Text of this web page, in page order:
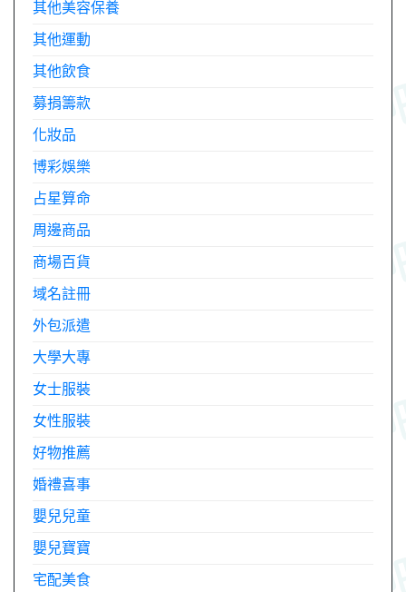
其他美容保養
其他運動
其他飲食
募捐籌款
化妝品
博彩娛樂
占星算命
周邊商品
商場百貨
域名註冊
外包派遣
大學大專
女士服裝
女性服裝
好物推薦
婚禮喜事
嬰兒兒童
嬰兒寶寶
宅配美食